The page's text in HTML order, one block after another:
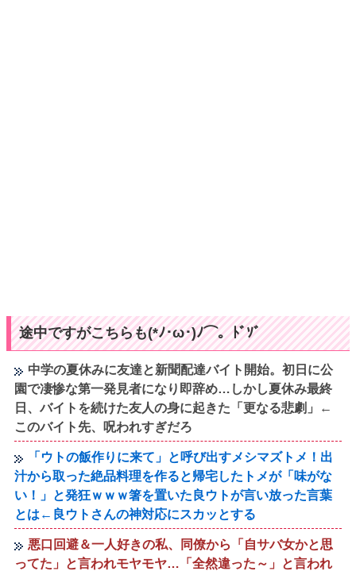
途中ですがこちらも(*ﾉ･ω･)ﾉ⌒。ﾄﾞｿﾞ
中学の夏休みに友達と新聞配達バイト開始。初日に公
園で凄惨な第一発見者になり即辞め…しかし夏休み最終
日、バイトを続けた友人の身に起きた「更なる悲劇」←
このバイト先、呪われすぎだろ
「ウトの飯作りに来て」と呼び出すメシマズトメ！出
汁から取った絶品料理を作ると帰宅したトメが「味がな
い！」と発狂ｗｗｗ箸を置いた良ウトが言い放った言葉
とは←良ウトさんの神対応にスカッとする
悪口回避＆一人好きの私、同僚から「自サバ女かと思
ってた」と言われモヤモヤ…「全然違った～」と言われ